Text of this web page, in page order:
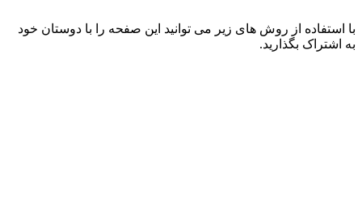
با استفاده از روش های زیر می توانید این صفحه را با دوستان خود
به اشتراک بگذارید.